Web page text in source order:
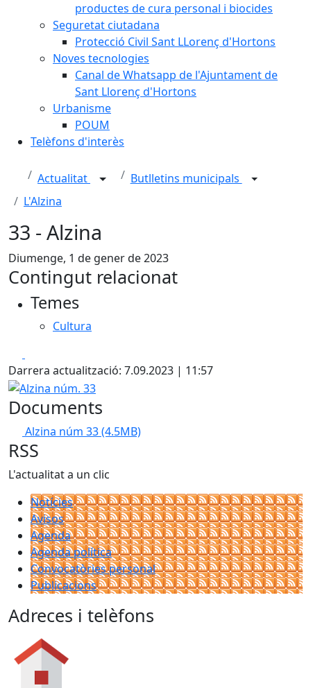
productes de cura personal i biocides
Seguretat ciutadana
Protecció Civil Sant LLorenç d'Hortons
Noves tecnologies
Canal de Whatsapp de l'Ajuntament de
Sant Llorenç d'Hortons
Urbanisme
POUM
Telèfons d'interès
Actualitat
Butlletins municipals
L'Alzina
33 - Alzina
Diumenge, 1 de gener de 2023
Contingut relacionat
Temes
Cultura
Darrera actualització: 7.09.2023 | 11:57
Alzina núm. 33
Documents
Alzina núm 33(4.5MB)
RSS
L'actualitat a un clic
Notícies
Avisos
Agenda
Agenda política
Convocatòries personal
Publicacions
Adreces i telèfons